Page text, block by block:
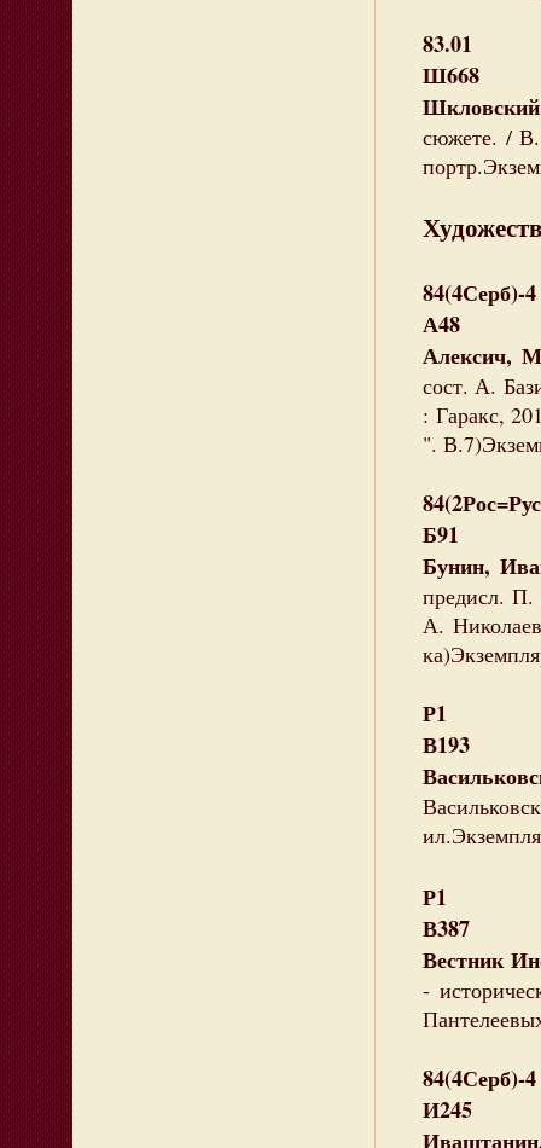
83.01
Ш668
сюжете. /
84(4Серб)-4
А48
Алексич,
сост. А.
: Гаракс,
".
Б91
Бунин,
предисл.
А.
Р1
В193
Р1
В387
Вестник
-
84(4Серб)-4
И245